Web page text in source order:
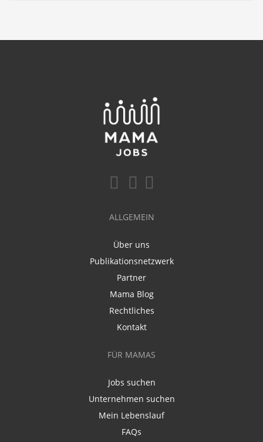
ALLGEMEIN
Über uns
Publikationsnetzwerk
Partner
Mama Blog
Rechtliches
Kontakt
FÜR MAMAS
Jobs suchen
Unternehmen suchen
Mein Lebenslauf
FAQs